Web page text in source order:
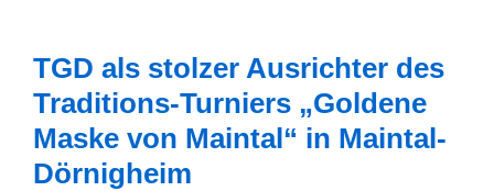
Finals“
Deutschen
TGD als stolzer Ausrichter des
Traditions-Turniers „Goldene
Maske von Maintal“ in Maintal-
Dörnigheim